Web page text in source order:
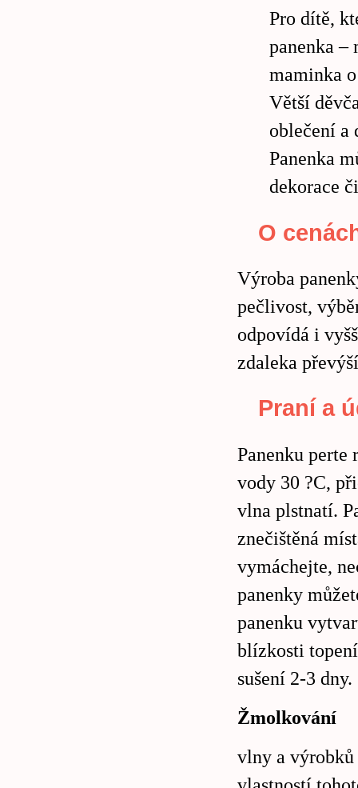
Pro dítě,
panenka –
maminka
Větší
oblečení a
Panenka
dekorace
O
Výroba
pečlivost,
odpovídá i
zdaleka
Praní a
Panenku
vody 30 ?C,
vlna plstnatí.
znečištěná
vymáchejte,
panenky
panenku
blízkosti
sušení 2-3 dny.
Žmolkování
vlny a výrobků